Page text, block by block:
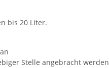
bis 20 Liter.
Stelle angebracht werden